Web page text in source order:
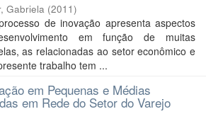
Gabriela (2011)
de inovação apresenta aspectos
em função de muitas
as relacionadas ao setor econômico e
trabalho tem ...
em Pequenas e Médias
em Rede do Setor do Varejo